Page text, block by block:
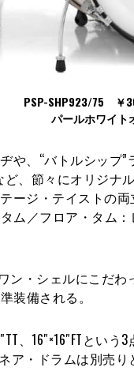
PSP-SHP923/75 ￥
パールホワイト
や、“バトルシップ
、節々にオリジ
ージ・テイストの
ム／フロア・タム
ン・シェルにこだ
装備される。
、16″×16″FTと
ア・ドラムは別売り